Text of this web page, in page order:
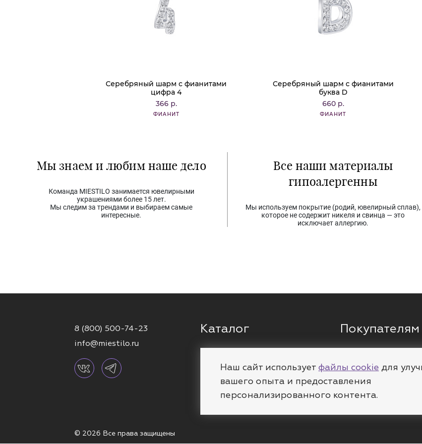
Серебряный шарм с фианитами
цифра 4
366 р.
ФИАНИТ
Серебряный шарм с фианитами
буква D
660 р.
ФИАНИТ
Мы знаем и любим наше дело
Команда MIESTILO занимается ювелирными
украшениями более 15 лет.
Мы следим за трендами и выбираем самые
интересные.
Все наши материалы
гипоалергенны
Мы используем покрытие (родий, ювелирный сплав),
которое не содержит никеля и свинца — это
исключает аллергию.
8 (800) 500-74-23
info@miestilo.ru
Каталог
Серьги
Каффы
Браслеты
Колье
Кольца
Цепи
Пирсинг
Шармы
Покупателям
О компании
Доставка
Полезное
© 2026 Все права защищены
Наш сайт использует файлы cookie для
вашего опыта и предоставления
персонализированного контента.